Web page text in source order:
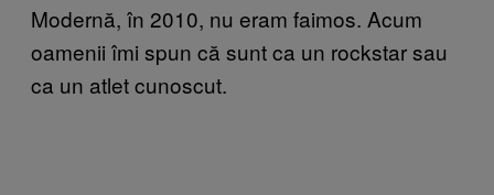
Modernă, în 2010, nu eram faimos. Acum
oamenii îmi spun că sunt ca un rockstar sau
ca un atlet cunoscut.